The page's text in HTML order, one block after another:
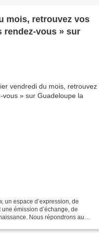
mois, retrouvez vos
rendez-vous » sur
un espace d’expression, de
émission d’échange, de
Nous répondrons aux